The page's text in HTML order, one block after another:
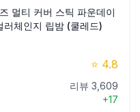
멀티 커버 스틱 파운데이
체인지 립밤 (쿨레드)
⭐ 4.8
리뷰 3,609
+17